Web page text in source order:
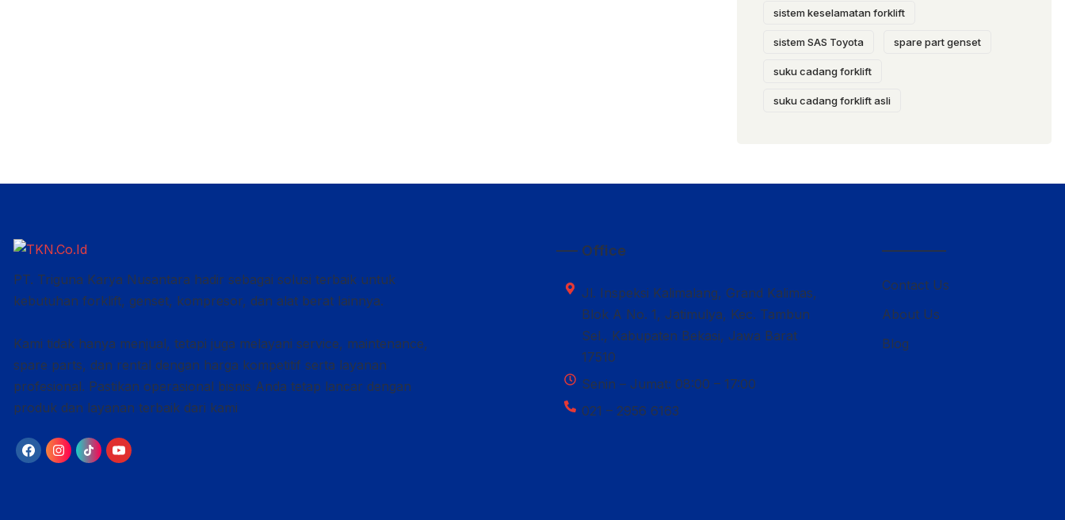
sistem keselamatan forklift
sistem SAS Toyota spare part genset
suku cadang forklift
suku cadang forklift asli
PT. Triguna Karya Nusantara hadir sebagai solusi terbaik untuk
kebutuhan forklift, genset, kompresor, dan alat berat lainnya.
Kami tidak hanya menjual, tetapi juga melayani service, maintenance,
spare parts, dan rental dengan harga kompetitif serta layanan
profesional. Pastikan operasional bisnis Anda tetap lancar dengan
produk dan layanan terbaik dari kami
—– Office
Jl. Inspeksi Kalimalang, Grand Kalimas,
Blok A No. 1, Jatimulya, Kec. Tambun
Sel., Kabupaten Bekasi, Jawa Barat
17510
Senin – Jumat: 08:00 – 17:00
021 – 2956 6163
————–
Contact Us
About Us
Blog